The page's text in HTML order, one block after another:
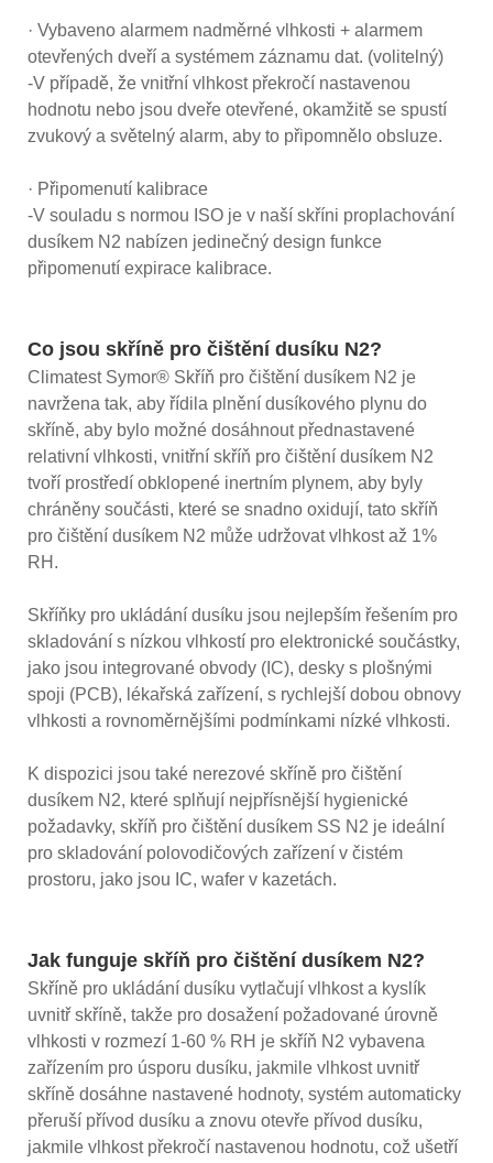
· Vybaveno alarmem nadměrné vlhkosti + alarmem
otevřených dveří a systémem záznamu dat. (volitelný)
-V případě, že vnitřní vlhkost překročí nastavenou
hodnotu nebo jsou dveře otevřené, okamžitě se spustí
zvukový a světelný alarm, aby to připomnělo obsluze.
· Připomenutí kalibrace
-V souladu s normou ISO je v naší skříni proplachování
dusíkem N2 nabízen jedinečný design funkce
připomenutí expirace kalibrace.
Co jsou skříně pro čištění dusíku N2?
Climatest Symor® Skříň pro čištění dusíkem N2 je
navržena tak, aby řídila plnění dusíkového plynu do
skříně, aby bylo možné dosáhnout přednastavené
relativní vlhkosti, vnitřní skříň pro čištění dusíkem N2
tvoří prostředí obklopené inertním plynem, aby byly
chráněny součásti, které se snadno oxidují, tato skříň
pro čištění dusíkem N2 může udržovat vlhkost až 1%
RH.
Skříňky pro ukládání dusíku jsou nejlepším řešením pro
skladování s nízkou vlhkostí pro elektronické součástky,
jako jsou integrované obvody (IC), desky s plošnými
spoji (PCB), lékařská zařízení, s rychlejší dobou obnovy
vlhkosti a rovnoměrnějšími podmínkami nízké vlhkosti.
K dispozici jsou také nerezové skříně pro čištění
dusíkem N2, které splňují nejpřísnější hygienické
požadavky, skříň pro čištění dusíkem SS N2 je ideální
pro skladování polovodičových zařízení v čistém
prostoru, jako jsou IC, wafer v kazetách.
Jak funguje skříň pro čištění dusíkem N2?
Skříně pro ukládání dusíku vytlačují vlhkost a kyslík
uvnitř skříně, takže pro dosažení požadované úrovně
vlhkosti v rozmezí 1-60 % RH je skříň N2 vybavena
zařízením pro úsporu dusíku, jakmile vlhkost uvnitř
skříně dosáhne nastavené hodnoty, systém automaticky
přeruší přívod dusíku a znovu otevře přívod dusíku,
jakmile vlhkost překročí nastavenou hodnotu, což ušetří